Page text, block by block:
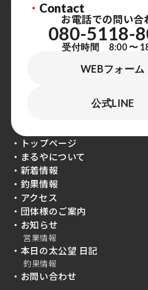
・ Contact
お電話での問い合
080-5118-
受付時間 8:00 〜
WEBフォーム
公式LINE
・トップページ
・まるやについて
・新着情報
・釣果情報
・アクセス
・団体様のご案内
・お知らせ
営業情報
・本日の太公望 日記
釣果情報
・お問い合わせ